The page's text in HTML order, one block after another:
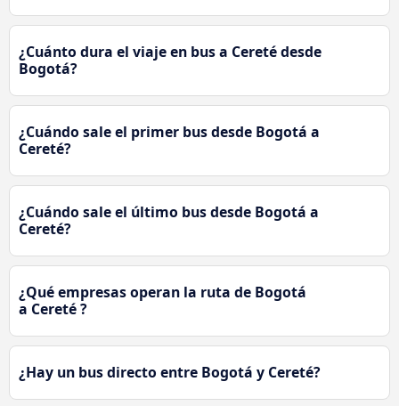
¿Cuánto dura el viaje en bus a Cereté desde
Bogotá?
¿Cuándo sale el primer bus desde Bogotá a
Cereté?
¿Cuándo sale el último bus desde Bogotá a
Cereté?
¿Qué empresas operan la ruta de Bogotá
a Cereté ?
¿Hay un bus directo entre Bogotá y Cereté?